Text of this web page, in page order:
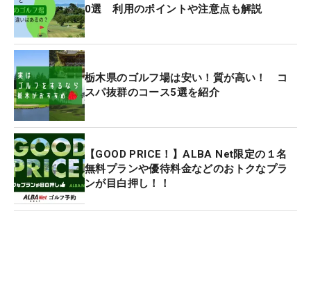
0選 利用のポイントや注意点も解説
栃木県のゴルフ場は安い！質が高い！ コ
スパ抜群のコース5選を紹介
【GOOD PRICE！】ALBA Net限定の１名
無料プランや優待料金などのおトクなプラ
ンが目白押し！！